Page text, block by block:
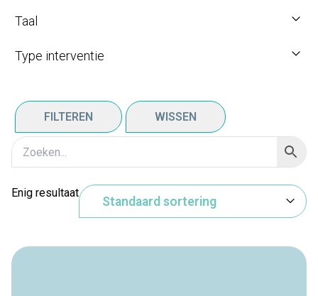
Taal
Type interventie
FILTEREN WISSEN
Enig resultaat